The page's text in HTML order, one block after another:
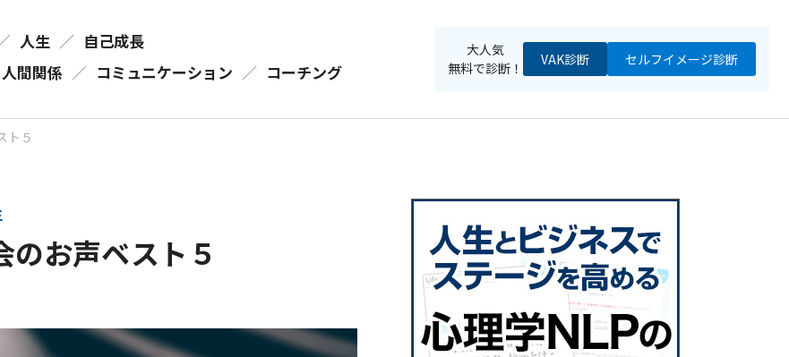
人生 ／ 自己成長
人間関係 ／ コミュニケーション ／ コーチング
大人気
無料で診断！
VAK診断 セルフイメージ診断
ト５
お声ベスト５